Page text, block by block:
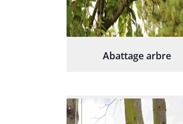
Abattage arbre